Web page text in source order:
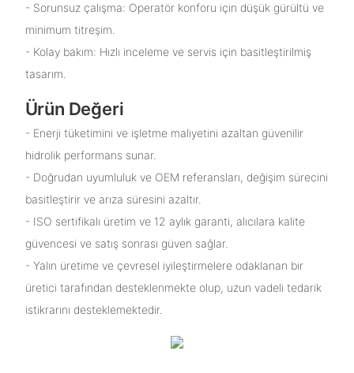
- Sorunsuz çalışma: Operatör konforu için düşük gürültü ve
minimum titreşim.
- Kolay bakım: Hızlı inceleme ve servis için basitleştirilmiş
tasarım.
Ürün Değeri
- Enerji tüketimini ve işletme maliyetini azaltan güvenilir
hidrolik performans sunar.
- Doğrudan uyumluluk ve OEM referansları, değişim sürecini
basitleştirir ve arıza süresini azaltır.
- ISO sertifikalı üretim ve 12 aylık garanti, alıcılara kalite
güvencesi ve satış sonrası güven sağlar.
- Yalın üretime ve çevresel iyileştirmelere odaklanan bir
üretici tarafından desteklenmekte olup, uzun vadeli tedarik
istikrarını desteklemektedir.